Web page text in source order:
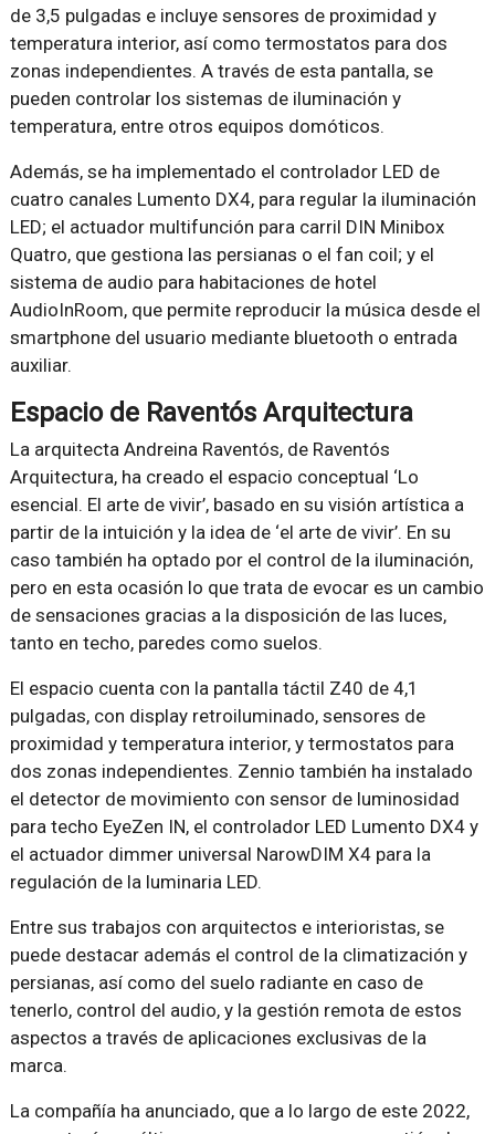
de 3,5 pulgadas e incluye sensores de proximidad y
temperatura interior, así como termostatos para dos
zonas independientes. A través de esta pantalla, se
pueden controlar los sistemas de iluminación y
temperatura, entre otros equipos domóticos.
Además, se ha implementado el controlador LED de
cuatro canales Lumento DX4, para regular la iluminación
LED; el actuador multifunción para carril DIN Minibox
Quatro, que gestiona las persianas o el fan coil; y el
sistema de audio para habitaciones de hotel
AudioInRoom, que permite reproducir la música desde el
smartphone del usuario mediante bluetooth o entrada
auxiliar.
Espacio de Raventós Arquitectura
La arquitecta Andreina Raventós, de Raventós
Arquitectura, ha creado el espacio conceptual ‘Lo
esencial. El arte de vivir’, basado en su visión artística a
partir de la intuición y la idea de ‘el arte de vivir’. En su
caso también ha optado por el control de la iluminación,
pero en esta ocasión lo que trata de evocar es un cambio
de sensaciones gracias a la disposición de las luces,
tanto en techo, paredes como suelos.
El espacio cuenta con la pantalla táctil Z40 de 4,1
pulgadas, con display retroiluminado, sensores de
proximidad y temperatura interior, y termostatos para
dos zonas independientes. Zennio también ha instalado
el detector de movimiento con sensor de luminosidad
para techo EyeZen IN, el controlador LED Lumento DX4 y
el actuador dimmer universal NarowDIM X4 para la
regulación de la luminaria LED.
Entre sus trabajos con arquitectos e interioristas, se
puede destacar además el control de la climatización y
persianas, así como del suelo radiante en caso de
tenerlo, control del audio, y la gestión remota de estos
aspectos a través de aplicaciones exclusivas de la
marca.
La compañía ha anunciado, que a lo largo de este 2022,